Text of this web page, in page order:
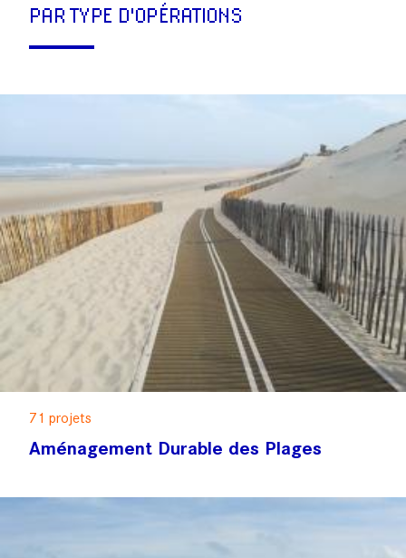
PAR TYPE D'OPÉRATIONS
71 projets
Aménagement Durable des Plages